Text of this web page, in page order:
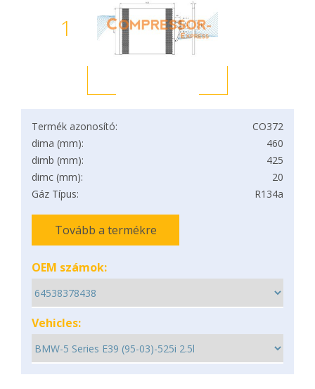
1
Termék azonosító:
CO372
dima (mm):
460
dimb (mm):
425
dimc (mm):
20
Gáz Típus:
R134a
Tovább a termékre
OEM számok:
Vehicles: